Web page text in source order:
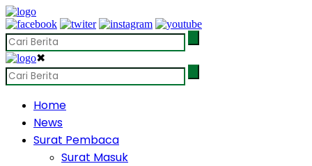
✖
Home
News
Surat Pembaca
Surat Masuk